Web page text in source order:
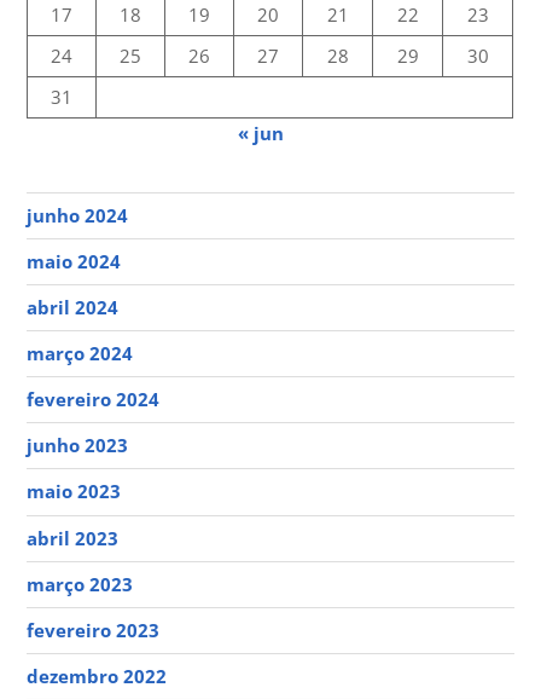
17
18 19 20 21 22
23
24
25 26 27 28 29
30
31
« jun
junho 2024
maio 2024
abril 2024
março 2024
fevereiro 2024
junho 2023
maio 2023
abril 2023
março 2023
fevereiro 2023
dezembro 2022